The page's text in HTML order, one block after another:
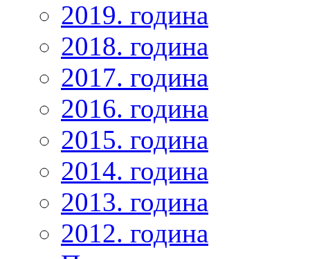
2019. година
2018. година
2017. година
2016. година
2015. година
2014. година
2013. година
2012. година